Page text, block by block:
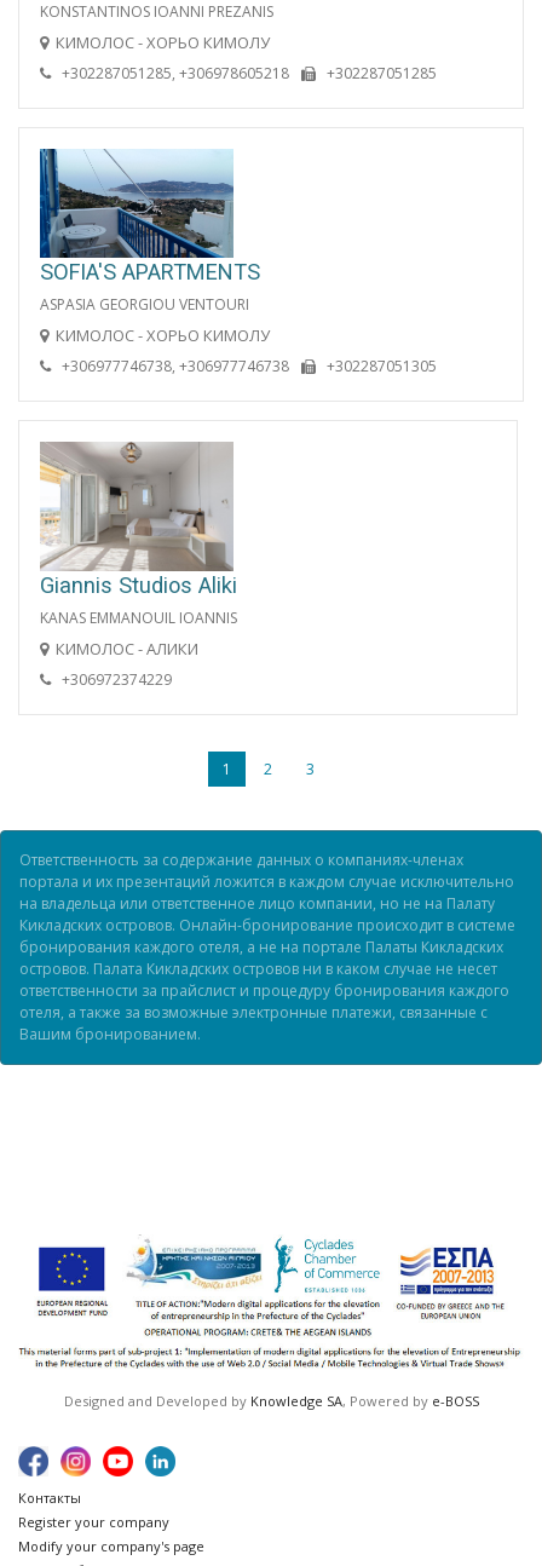
KONSTANTINOS IOANNI PREZANIS
КИМОЛОС - ХОРЬО КИМОЛУ
+302287051285, +306978605218 +302287051285
SOFIA'S APARTMENTS
ASPASIA GEORGIOU VENTOURI
КИМОЛОС - ХОРЬО КИМОЛУ
+306977746738, +306977746738 +302287051305
Giannis Studios Aliki
KANAS EMMANOUIL IOANNIS
КИМОЛОС - АЛИКИ
+306972374229
1 2 3
Ответственность за содержание данных о компаниях-членах
портала и их презентаций ложится в каждом случае исключительно
на владельца или ответственное лицо компании, но не на Палату
Кикладских островов. Онлайн-бронирование происходит в системе
бронирования каждого отеля, а не на портале Палаты Кикладских
островов. Палата Кикладских островов ни в каком случае не несет
ответственности за прайслист и процедуру бронирования каждого
отеля, а также за возможные электронные платежи, связанные с
Вашим бронированием.
Designed and Developed by Knowledge SA, Powered by e-BOSS
Контакты
Register your company
Modify your company's page